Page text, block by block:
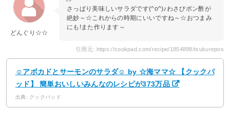
どんぐり☆☆
さっぱり美味しいサラダです(^o^)♪わさびポン酢が
絶妙～☆これからの時期にいいですね～☆おつまみ
にも!また作ります～
引用元: https://cookpad.com/recipe/1854898/tsukurepos
☺アボカドとサーモンのサラダ☺ by ☆海ママ☆ 【クックパ
ッド】 簡単おいしいみんなのレシピが373万品
出典: クックパッド